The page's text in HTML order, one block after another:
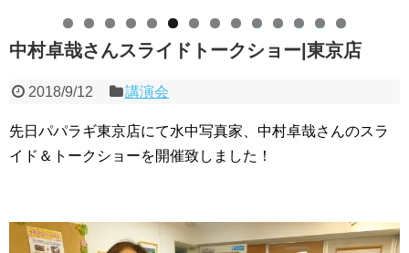
0 1 2 3 4
中村卓哉さんスライドトークショー|東京店
2018/9/12 講演会
先日パパラギ東京店にて水中写真家、中村卓哉さんのスラ
イド＆トークショーを開催致しました！